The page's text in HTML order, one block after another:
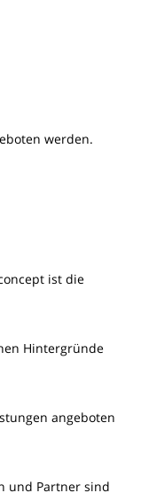
werden.
ist die
Hintergründe
angeboten
und Partner sind